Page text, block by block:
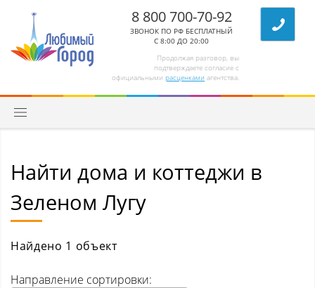
Продолжая разговор, вы
подтверждаете согласие с
официальными расценками агентства.
8 800 700-70-92
ЗВОНОК ПО РФ БЕСПЛАТНЫЙ
С 8:00 ДО 20:00
Квартиры
Комнаты/секции
Найти дома и коттеджи в
Зеленом Лугу
Найдено 1 объект
Направление сортировки: